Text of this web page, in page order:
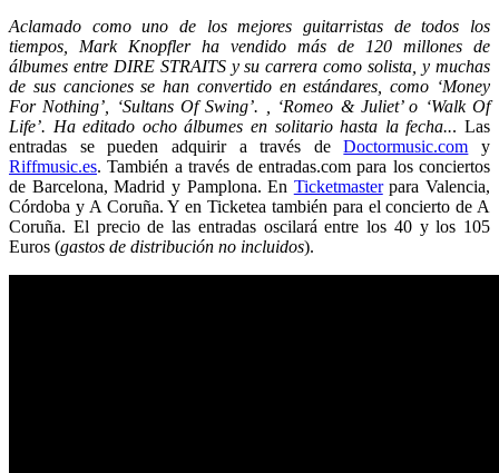
Aclamado como uno de los mejores guitarristas de todos los
tiempos, Mark Knopfler ha vendido más de 120 millones de
álbumes entre DIRE STRAITS y su carrera como solista, y muchas
de sus canciones se han convertido en estándares, como ‘Money
For Nothing’, ‘Sultans Of Swing’. , ‘Romeo & Juliet’ o ‘Walk Of
Life’. Ha editado ocho álbumes en solitario hasta la fecha... Las
entradas se pueden adquirir a través deDoctormusic.com y
Riffmusic.es. También a través de entradas.com para los conciertos
de Barcelona, Madrid y Pamplona. En Ticketmasterpara Valencia,
Córdoba y A Coruña. Y en Ticketea también para el concierto de A
Coruña. El precio de las entradas oscilará entre los 40 y los 105
Euros (gastos de distribución no incluidos).